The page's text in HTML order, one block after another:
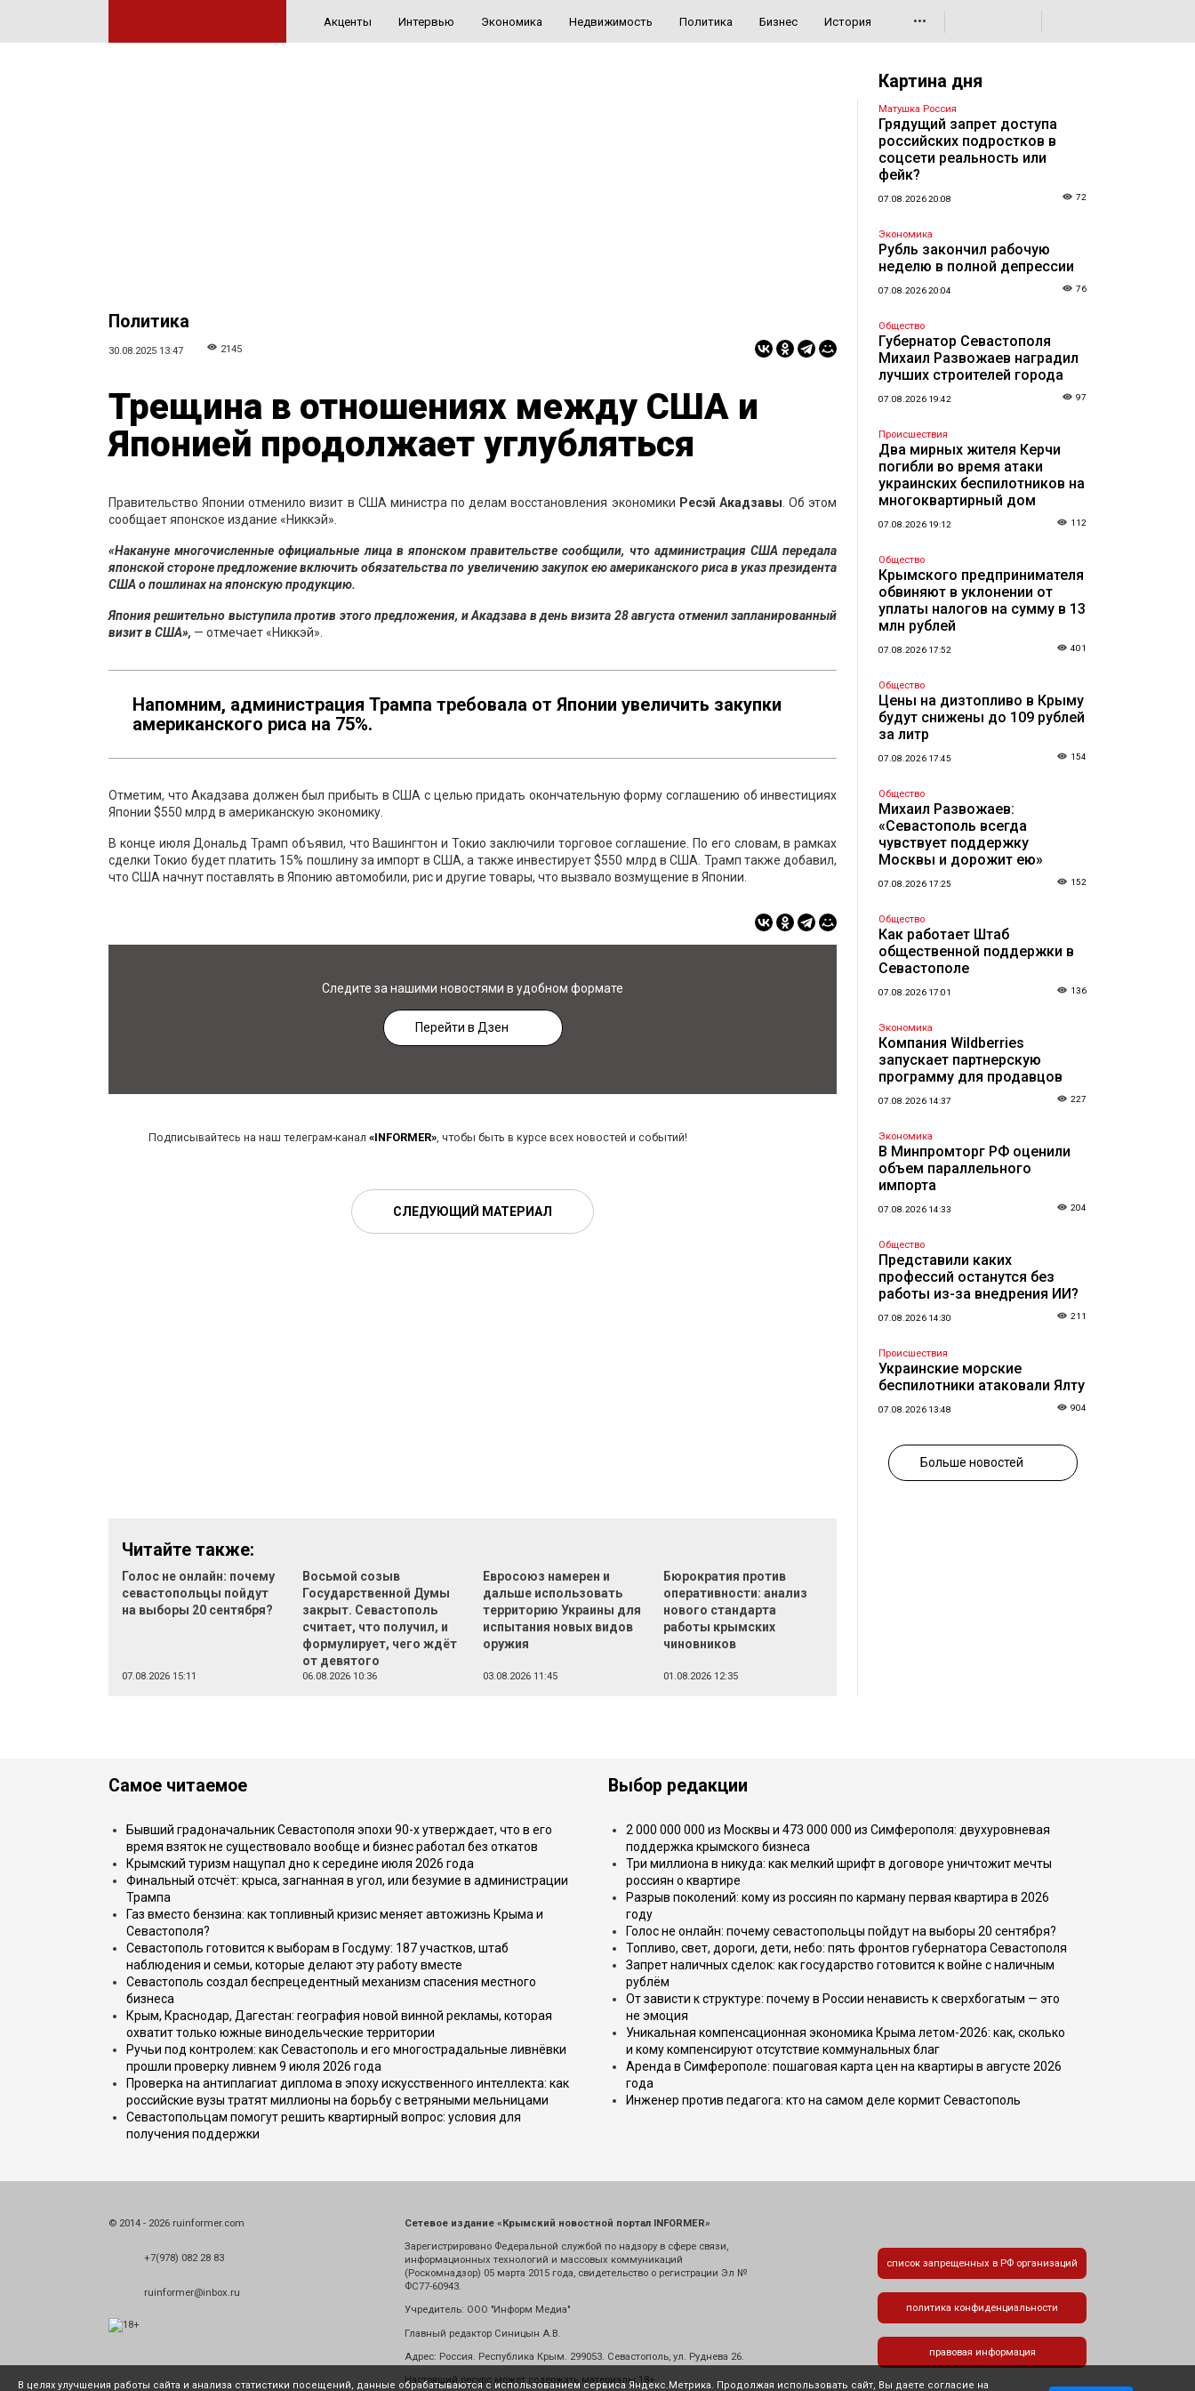
Акценты Интервью Экономика Недвижимость Политика Бизнес История •••
Политика
30.08.2025 13:47 2145
Трещина в отношениях между США и
Японией продолжает углубляться
Правительство Японии отменило визит в США министра по делам восстановления экономики Ресэй Акадзавы . Об этом
сообщает японское издание «Никкэй».
«Накануне многочисленные официальные лица в японском правительстве сообщили, что администрация США передала
японской стороне предложение включить обязательства по увеличению закупок ею американского риса в указ президента
США о пошлинах на японскую продукцию.
Япония решительно выступила против этого предложения, и Акадзава в день визита 28 августа отменил запланированный
визит в США», — отмечает «Никкэй».
Напомним, администрация Трампа требовала от Японии увеличить закупки
американского риса на 75%.
Отметим, что Акадзава должен был прибыть в США с целью придать окончательную форму соглашению об инвестициях
Японии $550 млрд в американскую экономику.
В конце июля Дональд Трамп объявил, что Вашингтон и Токио заключили торговое соглашение. По его словам, в рамках
сделки Токио будет платить 15% пошлину за импорт в США, а также инвестирует $550 млрд в США. Трамп также добавил,
что США начнут поставлять в Японию автомобили, рис и другие товары, что вызвало возмущение в Японии.
Следите за нашими новостями в удобном формате
Перейти в Дзен
Подписывайтесь на наш телеграм-канал «INFORMER», чтобы быть в курсе всех новостей и событий!
СЛЕДУЮЩИЙ МАТЕРИАЛ
Читайте также:
Голос не онлайн: почему
севастопольцы пойдут
на выборы 20 сентября?
07.08.2026 15:11
Восьмой созыв
Государственной Думы
закрыт. Севастополь
считает, что получил, и
формулирует, чего ждёт
от девятого
06.08.2026 10:36
Евросоюз намерен и
дальше использовать
территорию Украины для
испытания новых видов
оружия
03.08.2026 11:45
Бюрократия против
оперативности: анализ
нового стандарта
работы крымских
чиновников
01.08.2026 12:35
Картина дня
Матушка Россия
Грядущий запрет доступа
российских подростков в
соцсети реальность или
фейк?
07.08.2026 20:08 72
Экономика
Рубль закончил рабочую
неделю в полной депрессии
07.08.2026 20:04 76
Общество
Губернатор Севастополя
Михаил Развожаев наградил
лучших строителей города
07.08.2026 19:42 97
Происшествия
Два мирных жителя Керчи
погибли во время атаки
украинских беспилотников на
многоквартирный дом
07.08.2026 19:12 112
Общество
Крымского предпринимателя
обвиняют в уклонении от
уплаты налогов на сумму в 13
млн рублей
07.08.2026 17:52 401
Общество
Цены на дизтопливо в Крыму
будут снижены до 109 рублей
за литр
07.08.2026 17:45 154
Общество
Михаил Развожаев:
«Севастополь всегда
чувствует поддержку
Москвы и дорожит ею»
07.08.2026 17:25 152
Общество
Как работает Штаб
общественной поддержки в
Севастополе
07.08.2026 17:01 136
Экономика
Компания Wildberries
запускает партнерскую
программу для продавцов
07.08.2026 14:37 227
Экономика
В Минпромторг РФ оценили
объем параллельного
импорта
07.08.2026 14:33 204
Общество
Представили каких
профессий останутся без
работы из-за внедрения ИИ?
07.08.2026 14:30 211
Происшествия
Украинские морские
беспилотники атаковали Ялту
07.08.2026 13:48 904
Больше новостей
Самое читаемое
Бывший градоначальник Севастополя эпохи 90-х утверждает, что в его
время взяток не существовало вообще и бизнес работал без откатов
Крымский туризм нащупал дно к середине июля 2026 года
Финальный отсчёт: крыса, загнанная в угол, или безумие в администрации
Трампа
Газ вместо бензина: как топливный кризис меняет автожизнь Крыма и
Севастополя?
Севастополь готовится к выборам в Госдуму: 187 участков, штаб
наблюдения и семьи, которые делают эту работу вместе
Севастополь создал беспрецедентный механизм спасения местного
бизнеса
Крым, Краснодар, Дагестан: география новой винной рекламы, которая
охватит только южные винодельческие территории
Ручьи под контролем: как Севастополь и его многострадальные ливнёвки
прошли проверку ливнем 9 июля 2026 года
Проверка на антиплагиат диплома в эпоху искусственного интеллекта: как
российские вузы тратят миллионы на борьбу с ветряными мельницами
Севастопольцам помогут решить квартирный вопрос: условия для
получения поддержки
Выбор редакции
2 000 000 000 из Москвы и 473 000 000 из Симферополя: двухуровневая
поддержка крымского бизнеса
Три миллиона в никуда: как мелкий шрифт в договоре уничтожит мечты
россиян о квартире
Разрыв поколений: кому из россиян по карману первая квартира в 2026
году
Голос не онлайн: почему севастопольцы пойдут на выборы 20 сентября?
Топливо, свет, дороги, дети, небо: пять фронтов губернатора Севастополя
Запрет наличных сделок: как государство готовится к войне с наличным
рублём
От зависти к структуре: почему в России ненависть к сверхбогатым — это
не эмоция
Уникальная компенсационная экономика Крыма летом-2026: как, сколько
и кому компенсируют отсутствие коммунальных благ
Аренда в Симферополе: пошаговая карта цен на квартиры в августе 2026
года
Инженер против педагога: кто на самом деле кормит Севастополь
© 2014 - 2026 ruinformer.com
+7(978) 082 28 83
ruinformer@inbox.ru
Сетевое издание «Крымский новостной портал INFORMER»
Зарегистрировано Федеральной службой по надзору в сфере связи,
информационных технологий и массовых коммуникаций
(Роскомнадзор) 05 марта 2015 года, свидетельство о регистрации Эл №
ФС77-60943.
Учредитель: ООО "Информ Медиа"
Главный редактор Синицын А.В.
Адрес: Россия. Республика Крым. 299053. Севастополь, ул. Руднева 26.
Настоящий ресурс может содержать материалы 18+
список запрещенных в РФ организаций
политика конфиденциальности
правовая информация
В целях улучшения работы сайта и анализа статистики посещений, данные обрабатываются с использованием сервиса Яндекс.Метрика. Продолжая использовать сайт, Вы даете согласие на